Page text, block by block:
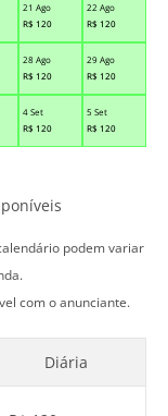
21 Ago
R$ 120
22 Ago
R$ 120
28 Ago
R$ 120
29 Ago
R$ 120
4 Set
R$ 120
5 Set
R$ 120
podem variar
com o anunciante.
Diária